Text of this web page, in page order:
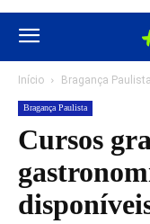
Início Bragança Paulista
Bragança Paulista
Cursos